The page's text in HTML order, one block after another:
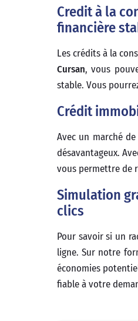
Credit à la
financière
Les crédits à la
Cursan, vous
stable. Vous
Crédit
Avec un marché
désavantageux.
vous permettre de
Simulation
clics
Pour savoir si un
ligne. Sur notre
économies
fiable à votre